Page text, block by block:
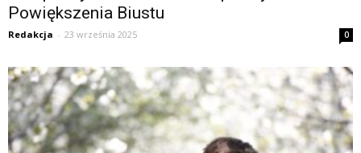
Powiększenia Biustu
Redakcja - 23 września 2025 0